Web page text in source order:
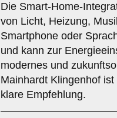
Die Smart-Home-
von Licht, Heizung,
Smartphone oder
und kann zur
modernes und
Mainhardt Klingenhof
klare Empfehlung.